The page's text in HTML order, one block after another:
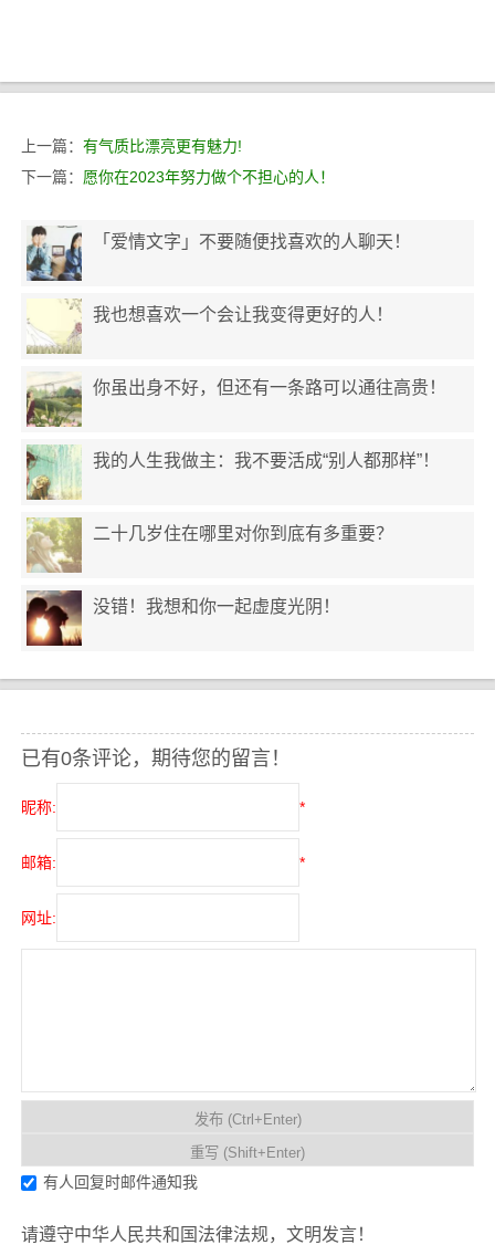
上一篇： 有气质比漂亮更有魅力!
下一篇： 愿你在2023年努力做个不担心的人！
「爱情文字」不要随便找喜欢的人聊天！
我也想喜欢一个会让我变得更好的人！
你虽出身不好，但还有一条路可以通往高贵！
我的人生我做主：我不要活成“别人都那样”！
二十几岁住在哪里对你到底有多重要？
没错！我想和你一起虚度光阴！
已有0条评论，期待您的留言！
昵称: *
邮箱: *
网址:
有人回复时邮件通知我
请遵守中华人民共和国法律法规，文明发言！